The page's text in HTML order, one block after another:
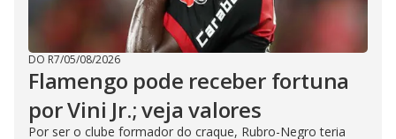
DO R7/05/08/2026
Flamengo pode receber fortuna
por Vini Jr.; veja valores
Por ser o clube formador do craque, Rubro-Negro teria